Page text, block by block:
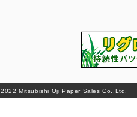
Mitsubishi Oji Paper Sales Co.,Ltd.